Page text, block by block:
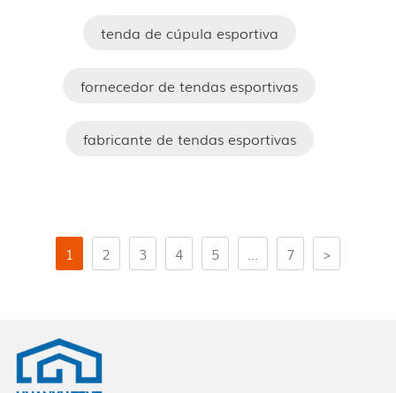
tenda de cúpula esportiva
fornecedor de tendas esportivas
fabricante de tendas esportivas
1 2 3 4 5 ... 7 >